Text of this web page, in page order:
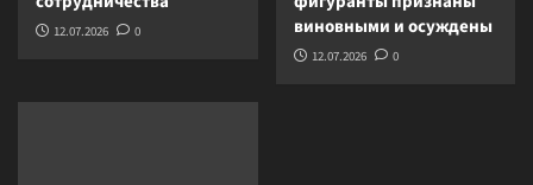
12.07.2026 0
виновными и осуждены
12.07.2026 0